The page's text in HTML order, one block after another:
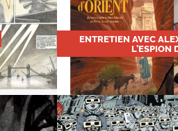
ENTRETIEN AVEC
L’ESPION